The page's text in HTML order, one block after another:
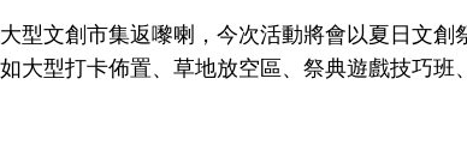
型文創市集返嚟喇，今次活動將會以夏日文
大型打卡佈置、草地放空區、祭典遊戲技巧